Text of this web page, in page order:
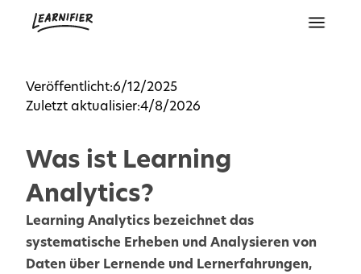
Veröffentlicht:6/12/2025
Zuletzt aktualisier:4/8/2026
Was ist Learning
Analytics?
Learning Analytics bezeichnet das
systematische Erheben und Analysieren von
Daten über Lernende und Lernerfahrungen,